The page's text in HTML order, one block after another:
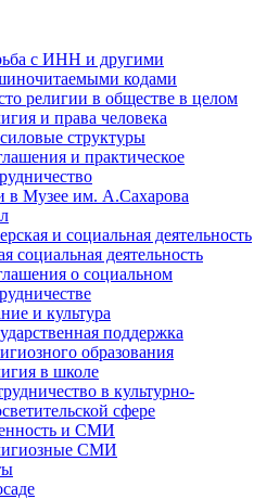
с ИНН и другими
кодами
религии в обществе в целом
и права человека
структуры
и практическое
в Музее им. А.Сахарова
и социальная деятельность
социальная деятельность
о социальном
и культура
поддержка
образования
в школе
в культурно-
сфере
и СМИ
СМИ